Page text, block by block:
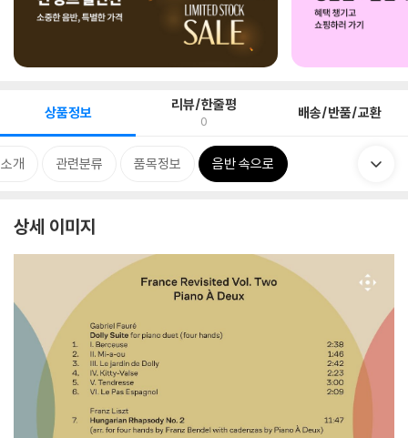
상품정보 리뷰/한줄평
0 배송/반품/교환
개 관련분류 품목정보 음반 속으로
상세 이미지